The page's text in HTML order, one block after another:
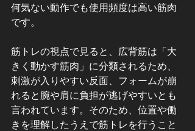
何気ない動作でも使用頻度は高い筋肉
です。
筋トレの視点で見ると、広背筋は「大
きく動かす筋肉」に分類されるため、
刺激が入りやすい反面、フォームが崩
れると腕や肩に負担が逃げやすいとも
言われています。そのため、位置や働
きを理解したうえで筋トレを行うこと